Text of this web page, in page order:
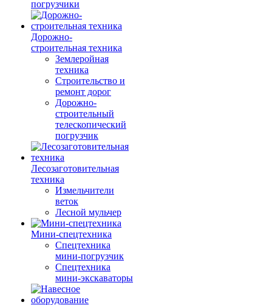
погрузчики
Дорожно-
строительная техника
Землеройная
техника
Строительство и
ремонт дорог
Дорожно-
строительный
телескопический
погрузчик
Лесозаготовительная
техника
Измельчители
веток
Лесной мульчер
Мини-спецтехника
Спецтехника
мини-погрузчик
Спецтехника
мини-экскаваторы